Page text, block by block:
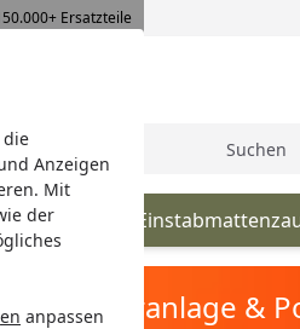
die
Anzeigen
Mit
der
anpassen
Ersatzteile
Suche
&